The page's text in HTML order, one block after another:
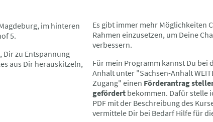
im hinteren
5.
Dir zu Entspannung
aus Dir herauskitzeln,
Es gibt immer mehr Möglichkeiten
Rahmen einzusetzen, um Deine
verbessern.
Für mein Programm kannst Du bei
Anhalt unter "Sachsen-Anhalt
Zugang" einen Förderantrag
gefördert bekommen. Dafür stelle
PDF mit der Beschreibung des
vermittele Dir bei Bedarf Hilfe für